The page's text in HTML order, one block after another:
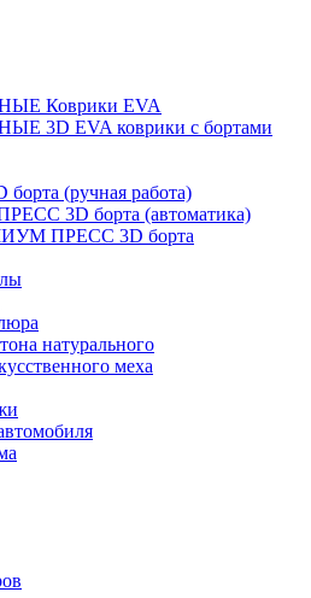
Коврики EVA
3D EVA коврики с бортами
(ручная работа)
3D борта (автоматика)
ПРЕСС 3D борта
натурального
меха